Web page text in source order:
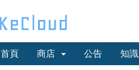
首頁 商店 公告 知